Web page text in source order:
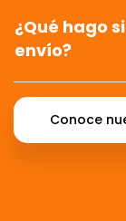
¿Qué hago
envío?
Conoce